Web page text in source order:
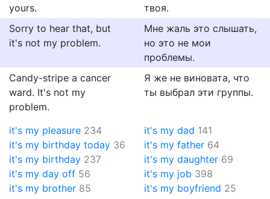
yours.
твоя.
Sorry to hear that, but
it's not my problem.
Мне жаль это слышать,
но это не мои
проблемы.
Candy-stripe a cancer
ward. It's not my
problem.
Я же не виновата, что
ты выбрал эти группы.
it's my pleasure 234
it's my birthday today 36
it's my birthday 237
it's my day off 56
it's my brother 85
it's my dad 141
it's my father 64
it's my daughter 69
it's my job 398
it's my boyfriend 25